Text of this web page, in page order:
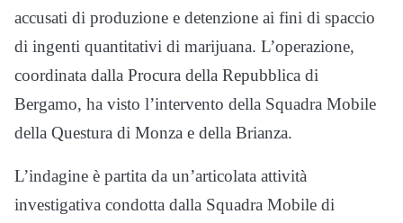
accusati di produzione e detenzione ai fini di spaccio
di ingenti quantitativi di marijuana. L’operazione,
coordinata dalla Procura della Repubblica di
Bergamo, ha visto l’intervento della Squadra Mobile
della Questura di Monza e della Brianza.
L’indagine è partita da un’articolata attività
investigativa condotta dalla Squadra Mobile di